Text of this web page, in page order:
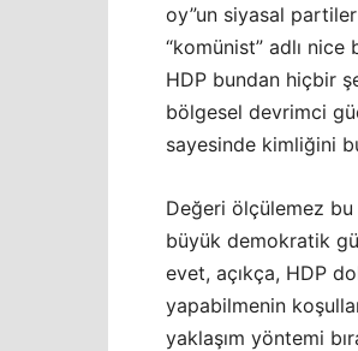
oy”un siyasal
“komünist” adlı
HDP bundan hiçbir
bölgesel devrimci
sayesinde kimliğini
Değeri ölçülemez bu
büyük demokratik
evet, açıkça, HDP
yapabilmenin
yaklaşım yöntemi